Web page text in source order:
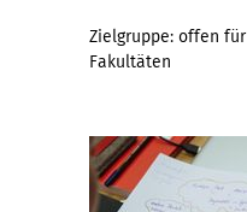
Zielgruppe: offen
Fakultäten